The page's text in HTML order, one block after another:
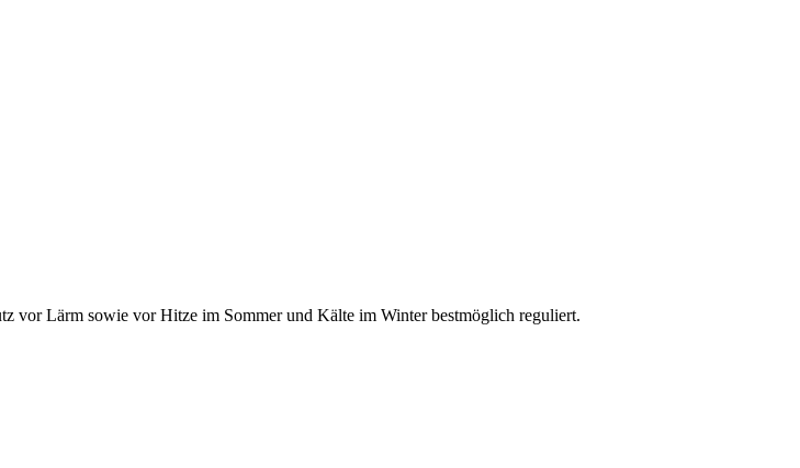
vor Lärm sowie vor Hitze im Sommer und Kälte im Winter bestmöglich reguliert.